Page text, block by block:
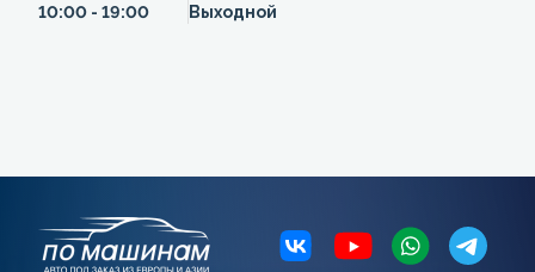
10:00 - 19:00
Выходной